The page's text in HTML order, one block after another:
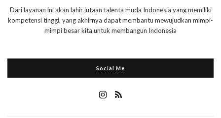
Dari layanan ini akan lahir jutaan talenta muda Indonesia yang memiliki
kompetensi tinggi, yang akhirnya dapat membantu mewujudkan mimpi-
mimpi besar kita untuk membangun Indonesia
Social Me